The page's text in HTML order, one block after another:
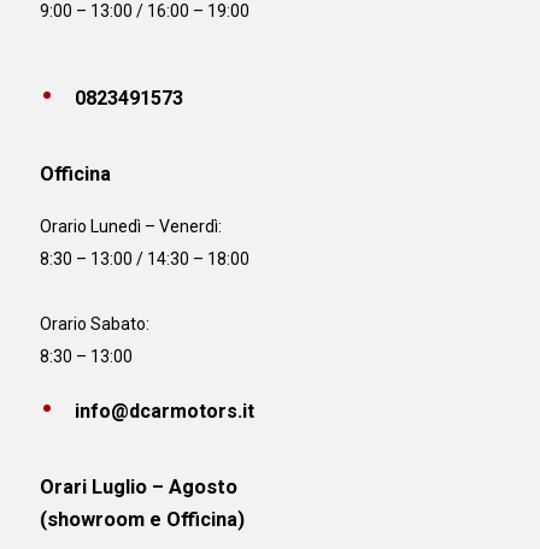
9:00 – 13:00 / 16:00 – 19:00
0823491573
Officina
Orario Lunedì – Venerdì:
8:30 – 13:00 / 14:30 – 18:00
Orario Sabato:
8:30 – 13:00
info@dcarmotors.it
Orari Luglio – Agosto
(showroom e Officina)